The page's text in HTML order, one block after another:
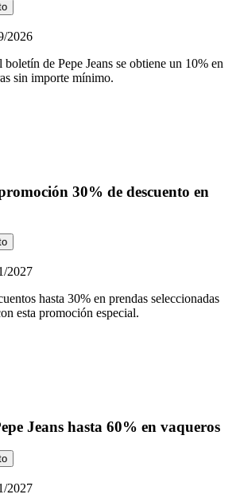
2026
de Pepe Jeans se obtiene un 10% en
sin importe mínimo.
30% de descuento en
2027
hasta 30% en prendas seleccionadas
esta promoción especial.
Jeans hasta 60% en vaqueros
2027